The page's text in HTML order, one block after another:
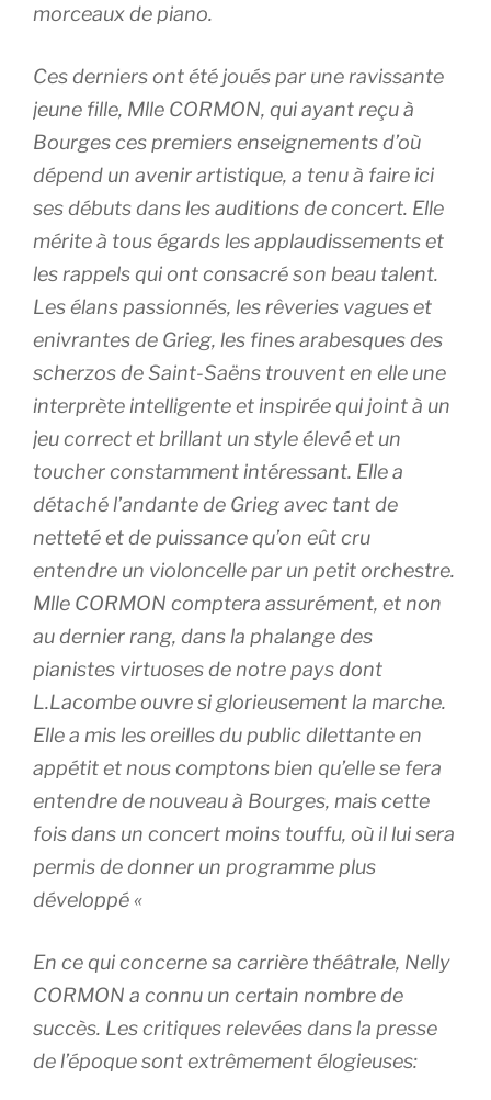
morceaux de piano.
Ces derniers ont été joués par une ravissante
jeune fille, Mlle CORMON, qui ayant reçu à
Bourges ces premiers enseignements d’où
dépend un avenir artistique, a tenu à faire ici
ses débuts dans les auditions de concert. Elle
mérite à tous égards les applaudissements et
les rappels qui ont consacré son beau talent.
Les élans passionnés, les rêveries vagues et
enivrantes de Grieg, les fines arabesques des
scherzos de Saint-Saëns trouvent en elle une
interprète intelligente et inspirée qui joint à un
jeu correct et brillant un style élevé et un
toucher constamment intéressant. Elle a
détaché l’andante de Grieg avec tant de
netteté et de puissance qu’on eût cru
entendre un violoncelle par un petit orchestre.
Mlle CORMON comptera assurément, et non
au dernier rang, dans la phalange des
pianistes virtuoses de notre pays dont
L.Lacombe ouvre si glorieusement la marche.
Elle a mis les oreilles du public dilettante en
appétit et nous comptons bien qu’elle se fera
entendre de nouveau à Bourges, mais cette
fois dans un concert moins touffu, où il lui sera
permis de donner un programme plus
développé «
En ce qui concerne sa carrière théâtrale, Nelly
CORMON a connu un certain nombre de
succès. Les critiques relevées dans la presse
de l’époque sont extrêmement élogieuses: